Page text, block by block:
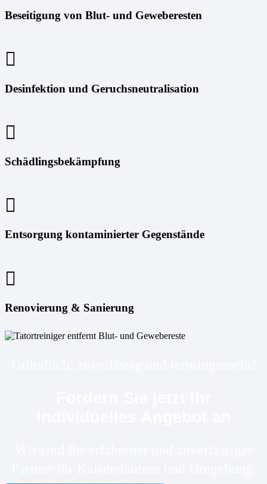
Beseitigung von Blut- und Geweberesten
Desinfektion und Geruchsneutralisation
Schädlingsbekämpfung
Entsorgung kontaminierter Gegenstände
Renovierung & Sanierung